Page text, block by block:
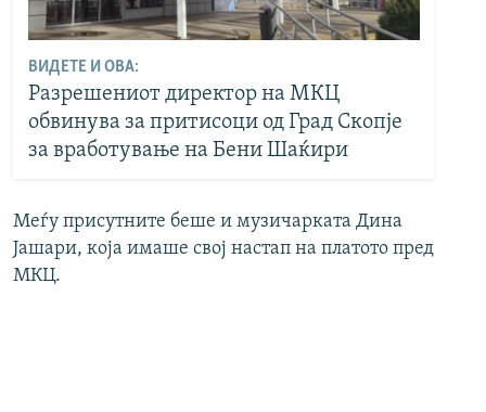
ВИДЕТЕ И ОВА:
Разрешениот директор на МКЦ
обвинува за притисоци од Град Скопје
за вработување на Бени Шаќири
Меѓу присутните беше и музичарката Дина
Јашари, која имаше свој настап на платото пред
МКЦ.